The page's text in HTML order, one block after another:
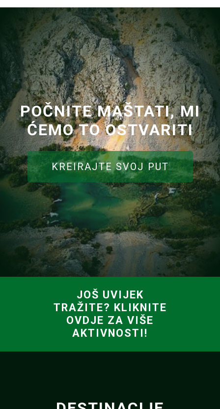
POČNITE MAŠTATI, MI
ĆEMO TO OSTVARITI
KREIRAJTE SVOJ PUT
JOŠ UVIJEK
TRAŽITE? KLIKNITE
OVDJE ZA VIŠE
AKTIVNOSTI!